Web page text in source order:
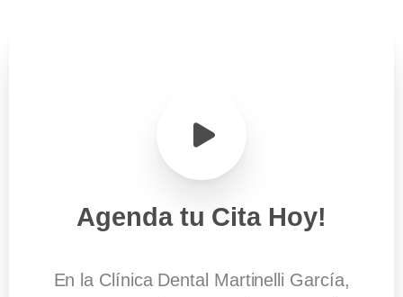
Agenda tu Cita Hoy!
En la Clínica Dental Martinelli García,